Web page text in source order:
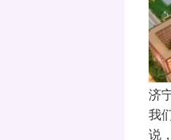
济
我
说